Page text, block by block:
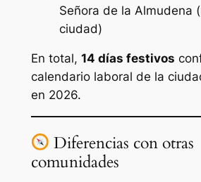
Señora de la Almudena
ciudad)
En total, 14 días festivos
calendario laboral de la
en 2026.
Diferencias con otras
comunidades